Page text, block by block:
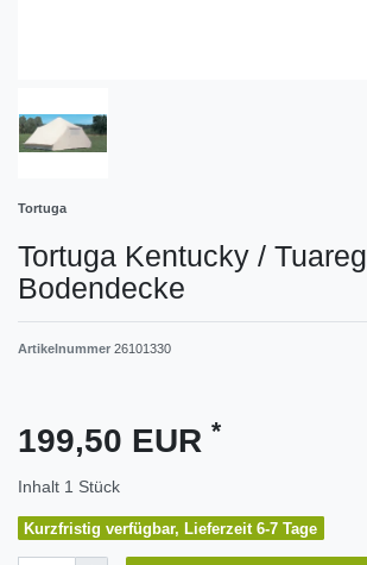
Tortuga
Tortuga Kentucky / Tuareg
Bodendecke
Artikelnummer 26101330
199,50 EUR *
Inhalt 1 Stück
Kurzfristig verfügbar, Lieferzeit 6-7 Tage